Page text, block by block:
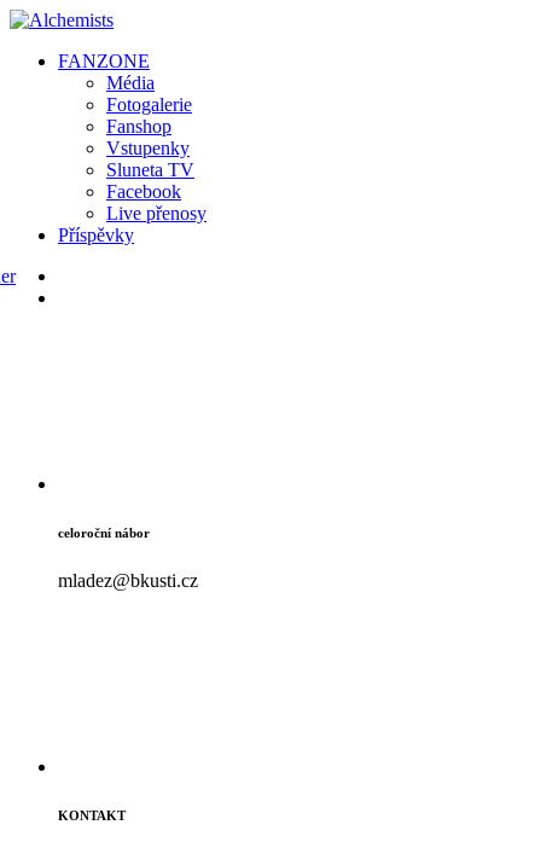
FANZONE
Média
Fotogalerie
Fanshop
Vstupenky
Sluneta TV
Facebook
Live přenosy
Příspěvky
celoroční nábor
mladez@bkusti.cz
KONTAKT